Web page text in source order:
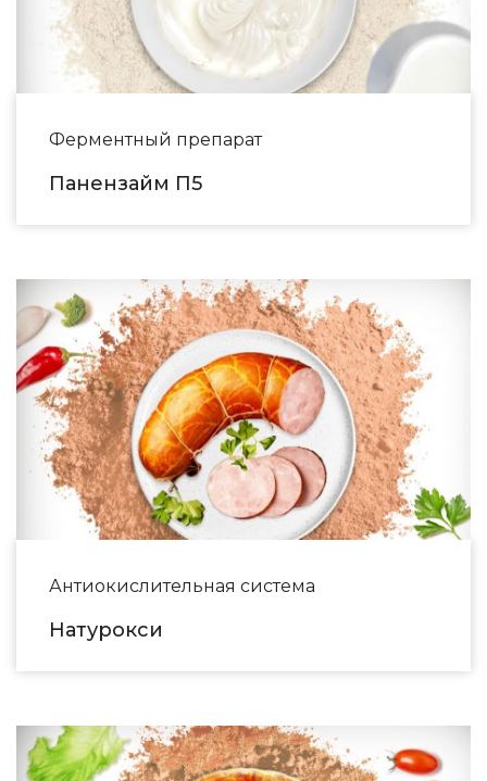
Ферментный препарат
Панензайм П5
Антиокислительная система
Натурокси